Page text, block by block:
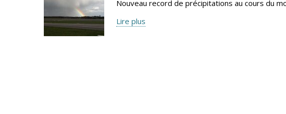
Nouveau record de précipitations au cours du
Lire plus